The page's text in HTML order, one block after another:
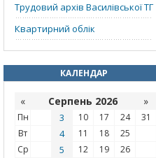
Трудовий архів Василівської ТГ
Квартирний облік
КАЛЕНДАР
« Серпень 2026 »
Пн 3 10 17 24
31
Вт
4 11 18
25
Ср
5 12 19
26